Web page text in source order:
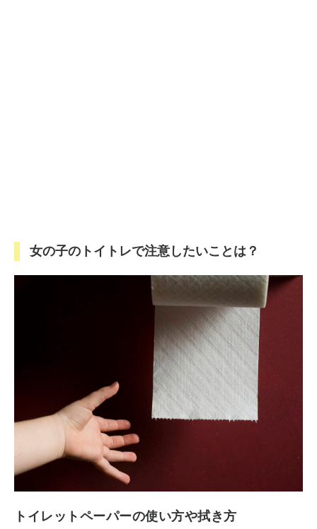
女の子のトイトレで注意したいことは？
トイレットペーパーの使い方や拭き方